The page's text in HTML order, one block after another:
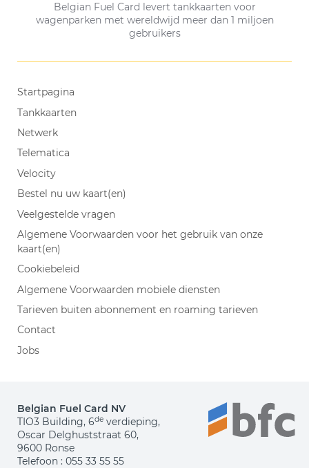
Belgian Fuel Card levert tankkaarten voor
wagenparken met wereldwijd meer dan 1 miljoen
gebruikers
Startpagina
Tankkaarten
Netwerk
Telematica
Velocity
Bestel nu uw kaart(en)
Veelgestelde vragen
Algemene Voorwaarden voor het gebruik van onze
kaart(en)
Cookiebeleid
Algemene Voorwaarden mobiele diensten
Tarieven buiten abonnement en roaming tarieven
Contact
Jobs
Belgian Fuel Card NV
TIO3 Building, 6de verdieping,
Oscar Delghuststraat 60,
9600 Ronse
Telefoon : 055 33 55 55